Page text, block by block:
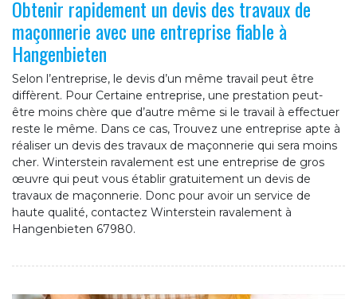
Obtenir rapidement un devis des travaux de
maçonnerie avec une entreprise fiable à
Hangenbieten
Selon l’entreprise, le devis d’un même travail peut être
diffèrent. Pour Certaine entreprise, une prestation peut-
être moins chère que d’autre même si le travail à effectuer
reste le même. Dans ce cas, Trouvez une entreprise apte à
réaliser un devis des travaux de maçonnerie qui sera moins
cher. Winterstein ravalement est une entreprise de gros
œuvre qui peut vous établir gratuitement un devis de
travaux de maçonnerie. Donc pour avoir un service de
haute qualité, contactez Winterstein ravalement à
Hangenbieten 67980.